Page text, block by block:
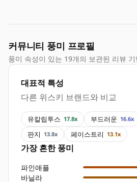
커뮤니티 풍미 프로필
풍미 속성이 있는 19개의 보관된 리뷰
대표적 특성
다른 위스키 브랜드와 비교
유칼립투스 17.8x 부드러운 16.6x
판지 13.8x 페이스트리 13.1x
가장 흔한 풍미
파인애플
바닐라